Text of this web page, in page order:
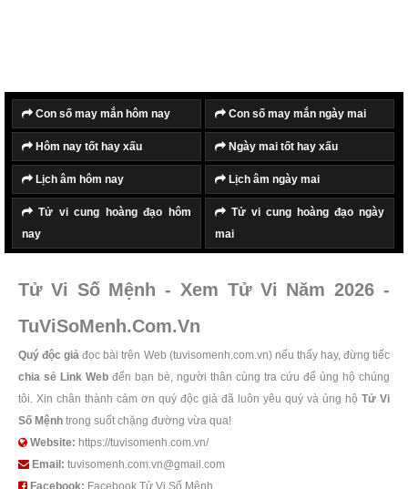
Con số may mắn hôm nay Con số may mắn ngày mai
Hôm nay tốt hay xấu Ngày mai tốt hay xấu
Lịch âm hôm nay Lịch âm ngày mai
Tử vi cung hoàng đạo hôm
nay
Tử vi cung hoàng đạo ngày
mai
Tử Vi Số Mệnh - Xem Tử Vi Năm 2026 -
TuViSoMenh.Com.Vn
Quý độc giả đọc bài trên Web (tuvisomenh.com.vn) nếu thấy hay, đừng tiếc
chia sẻ Link Web đến bạn bè, người thân cùng tra cứu để ủng hộ chúng
tôi. Xin chân thành cảm ơn quý độc giả đã luôn yêu quý và ủng hộ Tử Vi
Số Mệnh trong suốt chặng đường vừa qua!
Website: https://tuvisomenh.com.vn/
Email: tuvisomenh.com.vn@gmail.com
Facebook: Facebook Tử Vi Số Mệnh